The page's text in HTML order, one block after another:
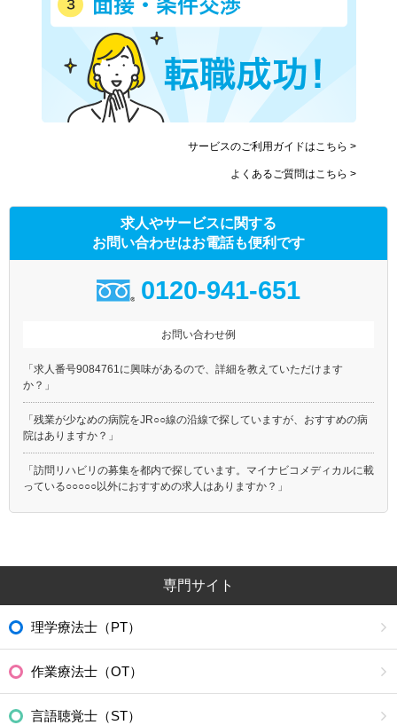
サービスのご利用ガイドはこちら >
よくあるご質問はこちら >
求人やサービスに関する
お問い合わせはお電話も便利です
0120-941-651
お問い合わせ例
「求人番号9084761に興味があるので、詳細を教えていただけます
か？」
「残業が少なめの病院をJR○○線の沿線で探していますが、おすすめの病
院はありますか？」
「訪問リハビリの募集を都内で探しています。マイナビコメディカルに載
っている○○○○○以外におすすめの求人はありますか？」
専門サイト
理学療法士（PT）
作業療法士（OT）
言語聴覚士（ST）